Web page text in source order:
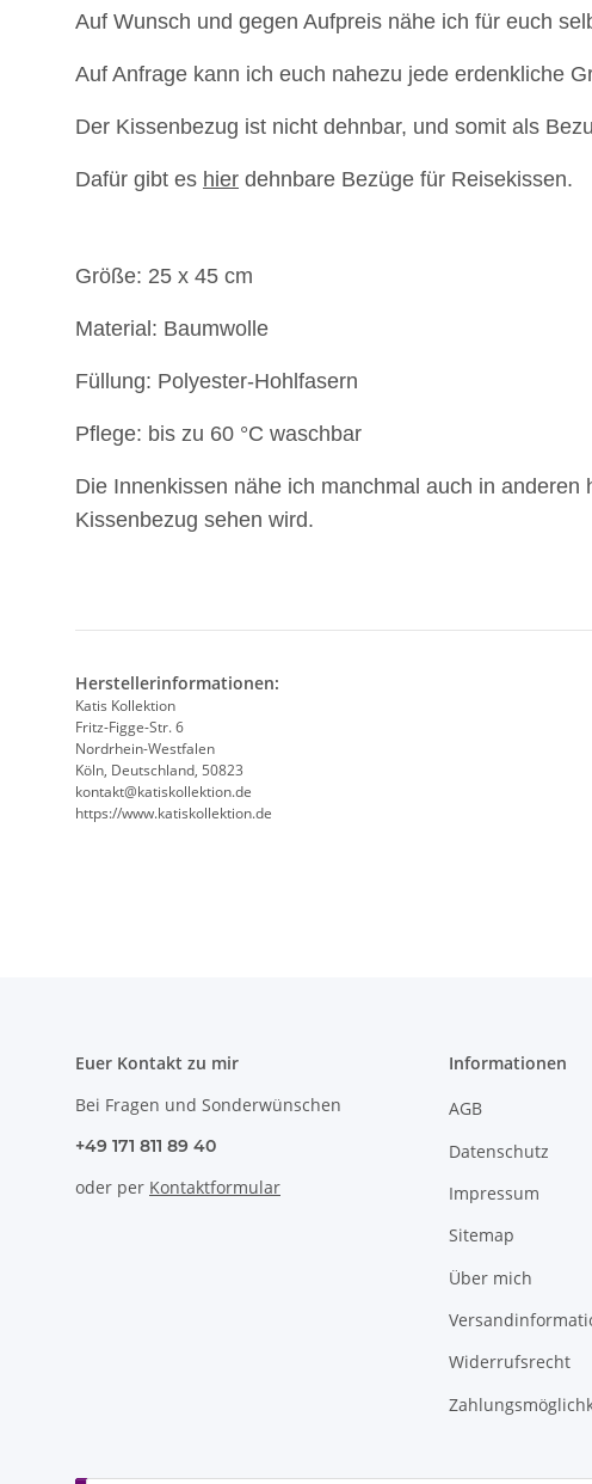
Auf Wunsch und gegen Aufpreis nähe ich für euch
Auf Anfrage kann ich euch nahezu jede erdenkliche
Der Kissenbezug ist nicht dehnbar, und somit als
Dafür gibt es hier dehnbare Bezüge für Reisekissen.
Größe: 25 x 45 cm
Material: Baumwolle
Füllung: Polyester-Hohlfasern
Pflege: bis zu 60 °C waschbar
Die Innenkissen nähe ich manchmal auch in
Kissenbezug sehen wird.
Herstellerinformationen:
Katis Kollektion
Fritz-Figge-Str. 6
Nordrhein-Westfalen
Köln, Deutschland, 50823
kontakt@katiskollektion.de
https://www.katiskollektion.de
Euer Kontakt zu mir
Bei Fragen und Sonderwünschen
+49 171 811 89 40
oder per Kontaktformular
Informationen
AGB
Datenschutz
Impressum
Sitemap
Über mich
Widerrufsrecht